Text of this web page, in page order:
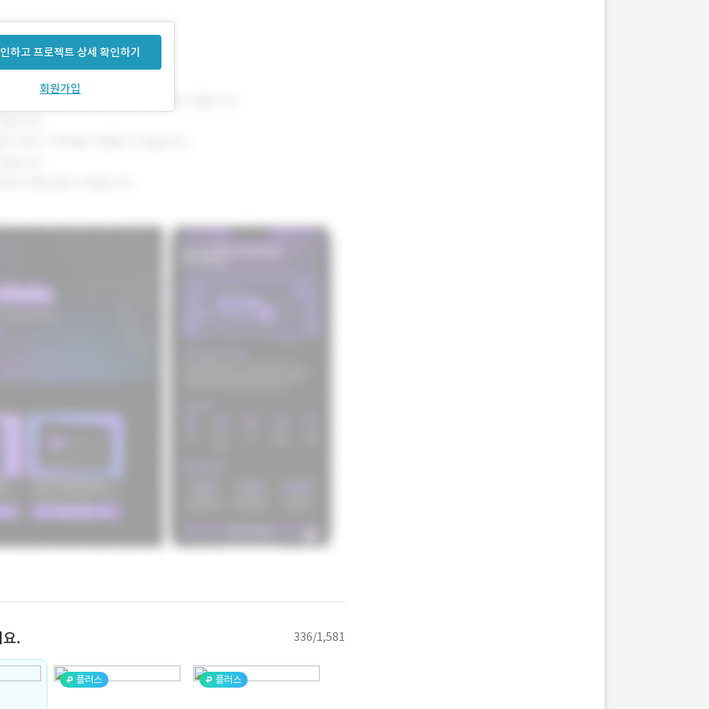
하고 프로젝트 상세 확인하기
회원가입
. 336/1,581
플러스 플러스